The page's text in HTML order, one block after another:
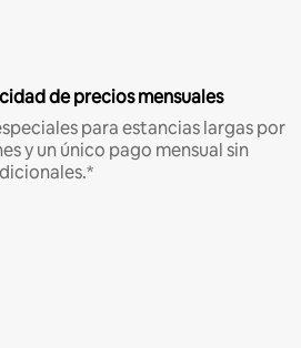
de precios mensuales
para estancias largas por
y un único pago mensual sin